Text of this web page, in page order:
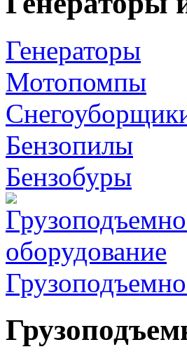
Генераторы
Мотопомпы
Бензопилы
Бензобуры